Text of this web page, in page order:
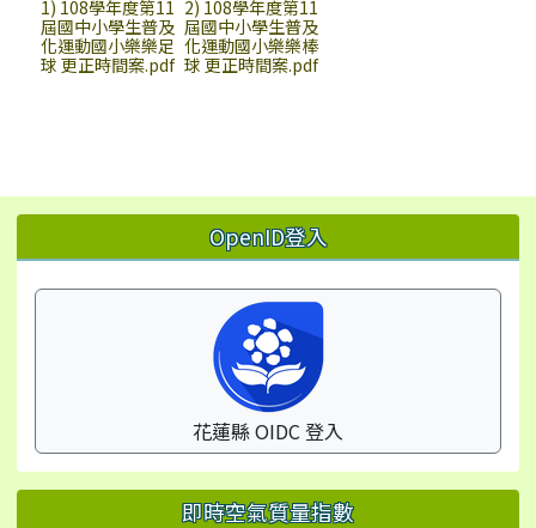
1) 108學年度第11
屆國中小學生普及
化運動國小樂樂足
球 更正時間案.pdf
2) 108學年度第11
屆國中小學生普及
化運動國小樂樂棒
球 更正時間案.pdf
左邊區域內容 OpenID登入
花蓮縣 OIDC 登入
即時空氣質量指數